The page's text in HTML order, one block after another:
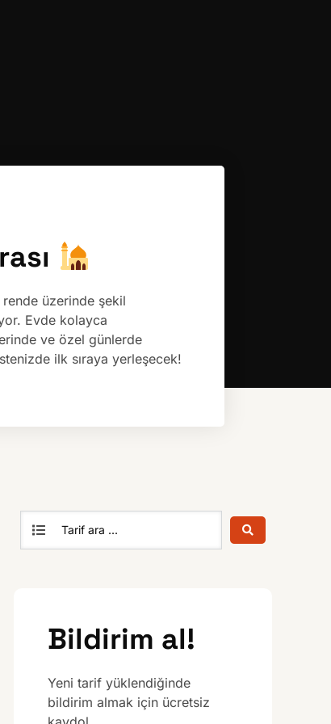
üzerinde şekil
Evde kolayca
ve özel günlerde
ilk sıraya yerleşecek!
Bildirim al!
Yeni tarif yüklendiğinde
bildirim almak için ücretsiz